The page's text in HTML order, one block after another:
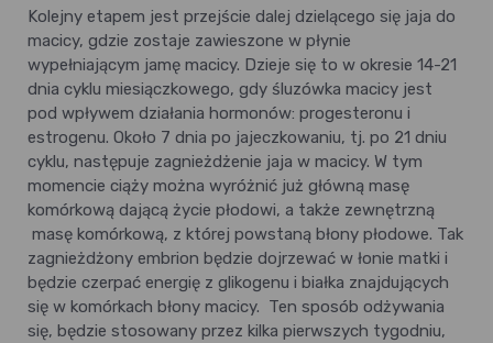
Kolejny etapem jest przejście dalej dzielącego się jaja do
macicy, gdzie zostaje zawieszone w płynie
wypełniającym jamę macicy. Dzieje się to w okresie 14-21
dnia cyklu miesiączkowego, gdy śluzówka macicy jest
pod wpływem działania hormonów: progesteronu i
estrogenu. Około 7 dnia po jajeczkowaniu, tj. po 21 dniu
cyklu, następuje zagnieżdżenie jaja w macicy. W tym
momencie ciąży można wyróżnić już główną masę
komórkową dającą życie płodowi, a także zewnętrzną
masę komórkową, z której powstaną błony płodowe. Tak
zagnieżdżony embrion będzie dojrzewać w łonie matki i
będzie czerpać energię z glikogenu i białka znajdujących
się w komórkach błony macicy. Ten sposób odżywania
się, będzie stosowany przez kilka pierwszych tygodniu,